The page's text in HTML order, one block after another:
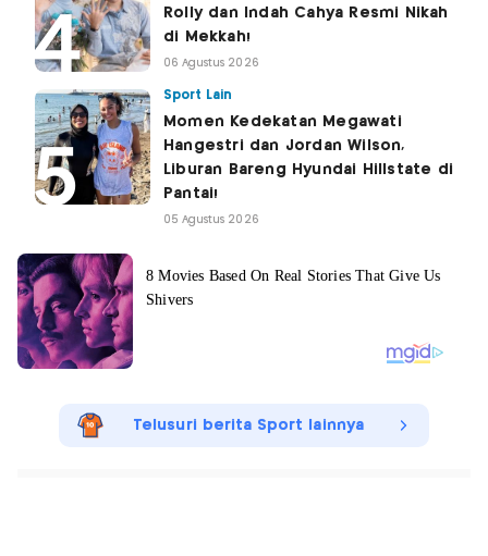
Rolly dan Indah Cahya Resmi Nikah
di Mekkah!
06 Agustus 2026
Sport Lain
Momen Kedekatan Megawati
Hangestri dan Jordan Wilson,
Liburan Bareng Hyundai Hillstate di
Pantai!
05 Agustus 2026
Telusuri berita Sport lainnya